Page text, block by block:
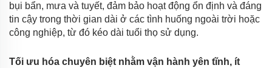
bụi bẩn, mưa và tuyết, đảm bảo hoạt động ổn định và đáng
tin cậy trong thời gian dài ở các tình huống ngoài trời hoặc
công nghiệp, từ đó kéo dài tuổi thọ sử dụng.
Tối ưu hóa chuyên biệt nhằm vận hành yên tĩnh, ít